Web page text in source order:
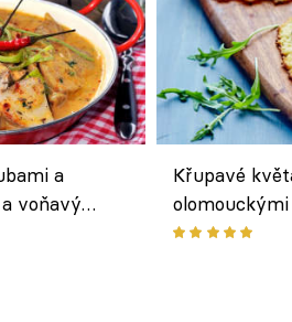
a
voňavý
Křupavé
bezlepkový